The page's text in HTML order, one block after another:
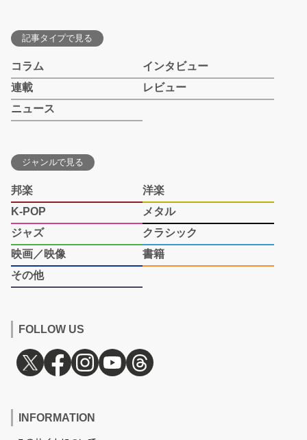
記事タイプで見る
コラム
インタビュー
連載
レビュー
ニュース
ジャンルで見る
邦楽
洋楽
K-POP
メタル
ジャズ
クラシック
映画／映像
書籍
その他
FOLLOW US
INFORMATION